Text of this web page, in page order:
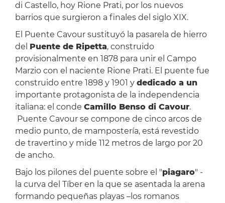
di Castello, hoy Rione Prati, por los nuevos
barrios que surgieron a finales del siglo XIX.
El Puente Cavour sustituyó la pasarela de hierro
del Puente de Ripetta, construido
provisionalmente en 1878 para unir el Campo
Marzio con el naciente Rione Prati. El puente fue
construido entre 1898 y 1901 y dedicado a un
importante protagonista de la independencia
italiana: el conde Camillo Benso di Cavour.
Puente Cavour se compone de cinco arcos de
medio punto, de mampostería, está revestido
de travertino y mide 112 metros de largo por 20
de ancho.
Bajo los pilones del puente sobre el "piagaro" -
la curva del Tíber en la que se asentada la arena
formando pequeñas playas –los romanos